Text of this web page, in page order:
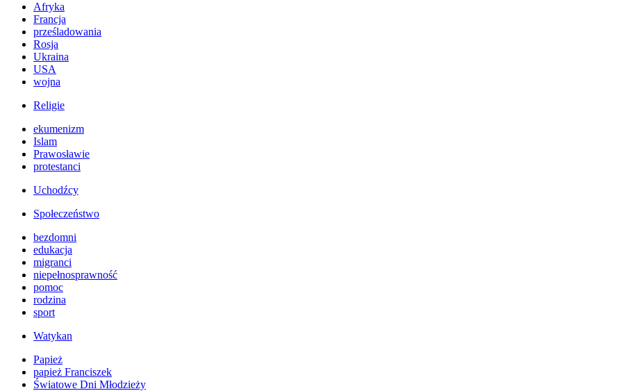
Afryka
Francja
prześladowania
Rosja
Ukraina
USA
wojna
Religie
ekumenizm
Islam
Prawosławie
protestanci
Uchodźcy
Społeczeństwo
bezdomni
edukacja
migranci
niepełnosprawność
pomoc
rodzina
sport
Watykan
Papież
papież Franciszek
Światowe Dni Młodzieży